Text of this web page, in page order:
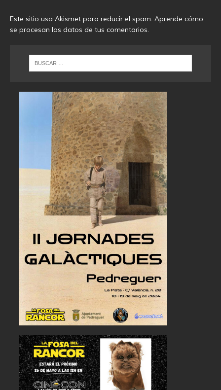
Este sitio usa Akismet para reducir el spam. Aprende cómo
se procesan los datos de tus comentarios.